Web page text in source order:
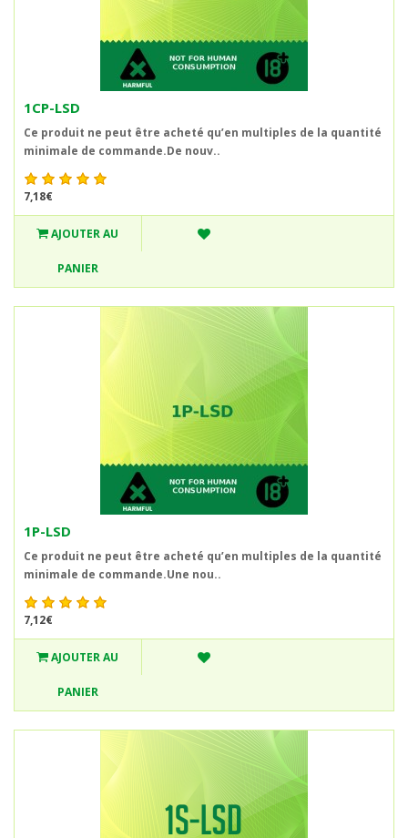
1CP-LSD
Ce produit ne peut être acheté qu’en multiples de la quantité
minimale de commande.De nouv..
7,18€
AJOUTER AU
PANIER
1P-LSD
Ce produit ne peut être acheté qu’en multiples de la quantité
minimale de commande.Une nou..
7,12€
AJOUTER AU
PANIER